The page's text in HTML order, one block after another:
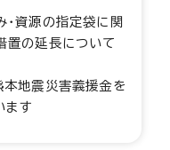
・資源の指定袋に関
置の延長について
地震災害義援金を
ます